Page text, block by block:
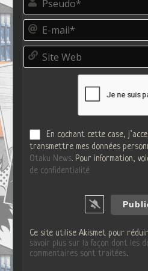
En cochant cette case,
transmettre mes données
Otaku News. Pour information,
de confidentialité
Ce site utilise Akismet pour
savoir plus sur la façon dont les
commentaires sont traitées.